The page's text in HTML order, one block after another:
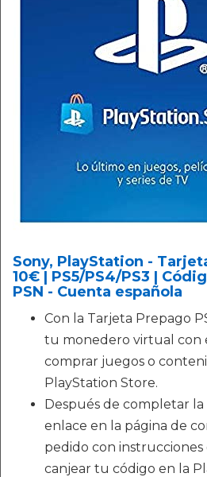
Sony, PlayStation -
10€ | PS5/PS4/PS3 |
PSN - Cuenta española
Con la Tarjeta Prepago
tu monedero virtual con
comprar juegos o
PlayStation Store.
Después de completar la
enlace en la página de
pedido con instrucciones
canjear tu código en la